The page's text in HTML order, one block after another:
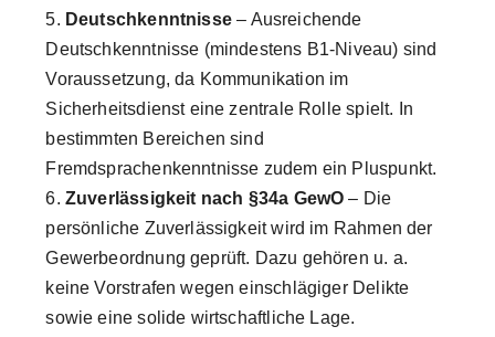
Deutschkenntnisse– Ausreichende
Deutschkenntnisse (mindestens B1-Niveau) sind
Voraussetzung, da Kommunikation im
Sicherheitsdienst eine zentrale Rolle spielt. In
bestimmten Bereichen sind
Fremdsprachenkenntnisse zudem ein Pluspunkt.
Zuverlässigkeit nach §34a GewO – Die
persönliche Zuverlässigkeit wird im Rahmen der
Gewerbeordnung geprüft. Dazu gehören u. a.
keine Vorstrafen wegen einschlägiger Delikte
sowie eine solide wirtschaftliche Lage.